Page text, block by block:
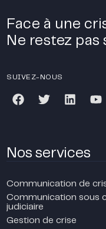
Face à une
Ne restez pas
SUIVEZ-NOUS
Nos services
Communication de
Communication sous
judiciaire
Gestion de crise